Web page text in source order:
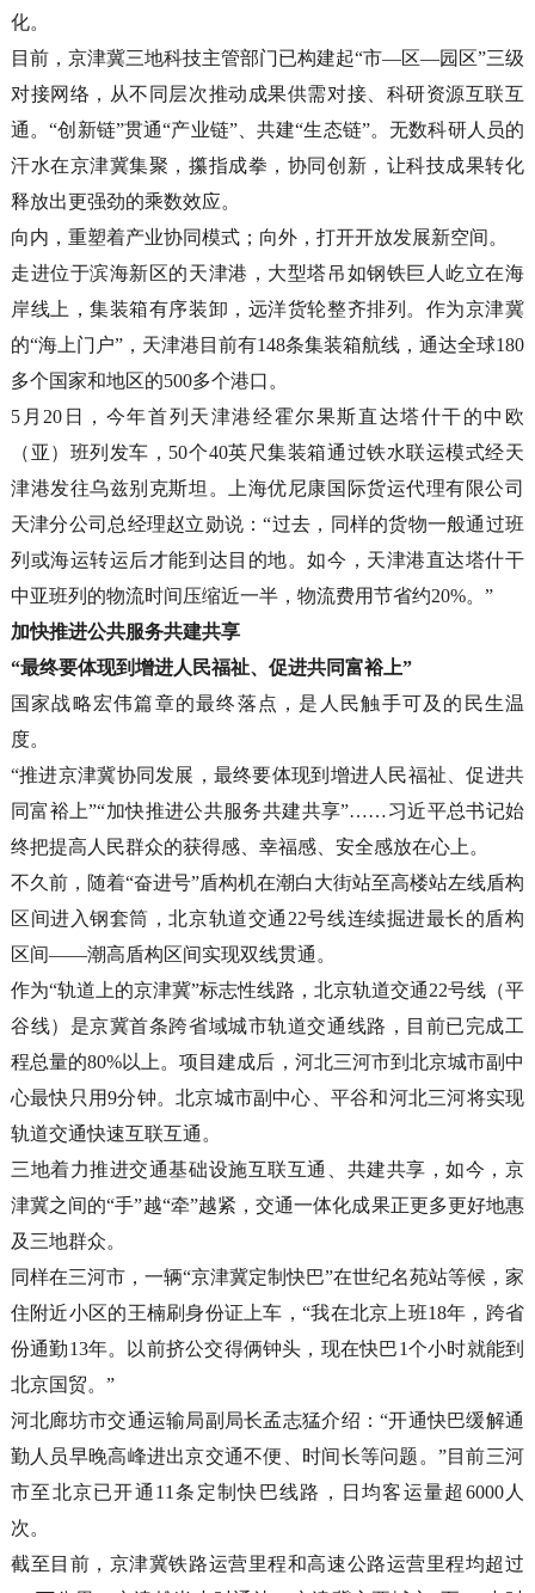
化。
目前，京津冀三地科技主管部门已构建起“市—区—园区”三级
对接网络，从不同层次推动成果供需对接、科研资源互联互
通。“创新链”贯通“产业链”、共建“生态链”。无数科研人员的
汗水在京津冀集聚，攥指成拳，协同创新，让科技成果转化
释放出更强劲的乘数效应。
向内，重塑着产业协同模式；向外，打开开放发展新空间。
走进位于滨海新区的天津港，大型塔吊如钢铁巨人屹立在海
岸线上，集装箱有序装卸，远洋货轮整齐排列。作为京津冀
的“海上门户”，天津港目前有148条集装箱航线，通达全球180
多个国家和地区的500多个港口。
5月20日，今年首列天津港经霍尔果斯直达塔什干的中欧
（亚）班列发车，50个40英尺集装箱通过铁水联运模式经天
津港发往乌兹别克斯坦。上海优尼康国际货运代理有限公司
天津分公司总经理赵立勋说：“过去，同样的货物一般通过班
列或海运转运后才能到达目的地。如今，天津港直达塔什干
中亚班列的物流时间压缩近一半，物流费用节省约20%。”
加快推进公共服务共建共享
“最终要体现到增进人民福祉、促进共同富裕上”
国家战略宏伟篇章的最终落点，是人民触手可及的民生温
度。
“推进京津冀协同发展，最终要体现到增进人民福祉、促进共
同富裕上”“加快推进公共服务共建共享”……习近平总书记始
终把提高人民群众的获得感、幸福感、安全感放在心上。
不久前，随着“奋进号”盾构机在潮白大街站至高楼站左线盾构
区间进入钢套筒，北京轨道交通22号线连续掘进最长的盾构
区间——潮高盾构区间实现双线贯通。
作为“轨道上的京津冀”标志性线路，北京轨道交通22号线（平
谷线）是京冀首条跨省域城市轨道交通线路，目前已完成工
程总量的80%以上。项目建成后，河北三河市到北京城市副中
心最快只用9分钟。北京城市副中心、平谷和河北三河将实现
轨道交通快速互联互通。
三地着力推进交通基础设施互联互通、共建共享，如今，京
津冀之间的“手”越“牵”越紧，交通一体化成果正更多更好地惠
及三地群众。
同样在三河市，一辆“京津冀定制快巴”在世纪名苑站等候，家
住附近小区的王楠刷身份证上车，“我在北京上班18年，跨省
份通勤13年。以前挤公交得俩钟头，现在快巴1个小时就能到
北京国贸。”
河北廊坊市交通运输局副局长孟志猛介绍：“开通快巴缓解通
勤人员早晚高峰进出京交通不便、时间长等问题。”目前三河
市至北京已开通11条定制快巴线路，日均客运量超6000人
次。
截至目前，京津冀铁路运营里程和高速公路运营里程均超过